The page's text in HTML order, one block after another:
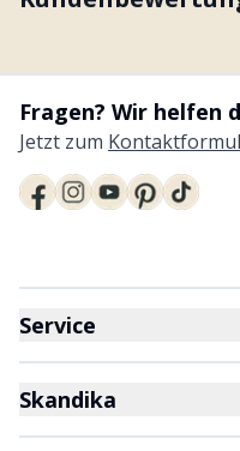
Fragen? Wir helfen
Jetzt zum
Service
Skandika